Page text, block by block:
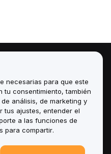
necesarias para que este
tu consentimiento, también
análisis, de marketing y
tus ajustes, entender el
a las funciones de
para compartir.